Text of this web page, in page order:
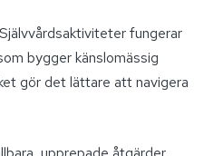
Självvårdsaktiviteter fungerar
bygger känslomässig
gör det lättare att navigera